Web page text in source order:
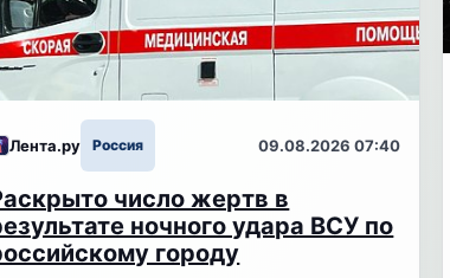
Лента.ру Россия 09.08.2026 07:40
число жертв в
ночного удара ВСУ по
городу